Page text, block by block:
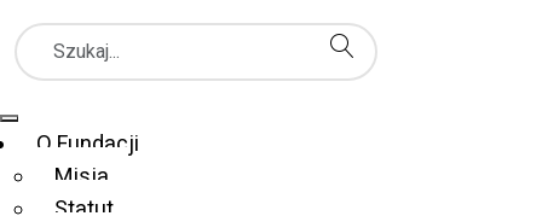
Szukaj
Menu Główne
O Fundacji
Misja
Statut